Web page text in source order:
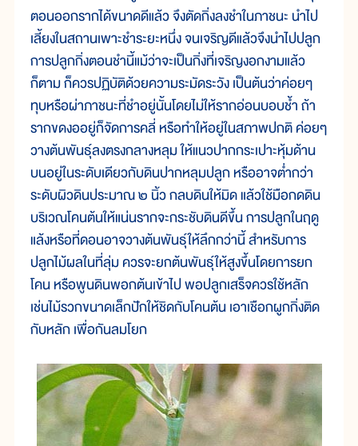
ตอนออกรากได้ขนาดดีแล้ว จึงตัดกิ่งลงชำในภาชนะ นำไป
เลี้ยงในสถานเพาะชำระยะหนึ่ง จนเจริญดีแล้วจึงนำไปปลูก
การปลูกกิ่งตอนชำนี้แม้ว่าจะเป็นกิ่งที่เจริญงอกงามแล้ว
ก็ตาม ก็ควรปฏิบัติด้วยความระมัดระวัง เป็นต้นว่าค่อยๆ
ทุบหรือผ่าภาชนะที่ชำอยู่นั้นโดยไม่ให้รากอ่อนบอบช้ำ ถ้า
รากขดงออยู่ก็จัดการคลี่ หรือทำให้อยู่ในสภาพปกติ ค่อยๆ
วางต้นพันธุ์ลงตรงกลางหลุม ให้แนวปากกระเปาะหุ้มด้าน
บนอยู่ในระดับเดียวกับดินปากหลุมปลูก หรืออาจต่ำกว่า
ระดับผิวดินประมาณ ๒ นิ้ว กลบดินให้มิด แล้วใช้มือกดดิน
บริเวณโคนต้นให้แน่นรากจะกระชับดินดีขึ้น การปลูกในฤดู
แล้งหรือที่ดอนอาจวางต้นพันธุ์ให้ลึกกว่านี้ สำหรับการ
ปลูกไม้ผลในที่ลุ่ม ควรจะยกต้นพันธุ์ให้สูงขึ้นโดยการยก
โคน หรือพูนดินพอกต้นเข้าไป พอปลูกเสร็จควรใช้หลัก
เช่นไม้รวกขนาดเล็กปักให้ชิดกับโคนต้น เอาเชือกผูกกิ่งติด
กับหลัก เพื่อกันลมโยก